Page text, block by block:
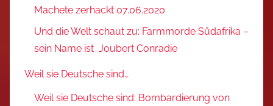
Machete zerhackt 07.06.2020
Und die Welt schaut zu: Farmmorde Südafrika –
sein Name ist Joubert Conradie
Weil sie Deutsche sind…
Weil sie Deutsche sind: Bombardierung von